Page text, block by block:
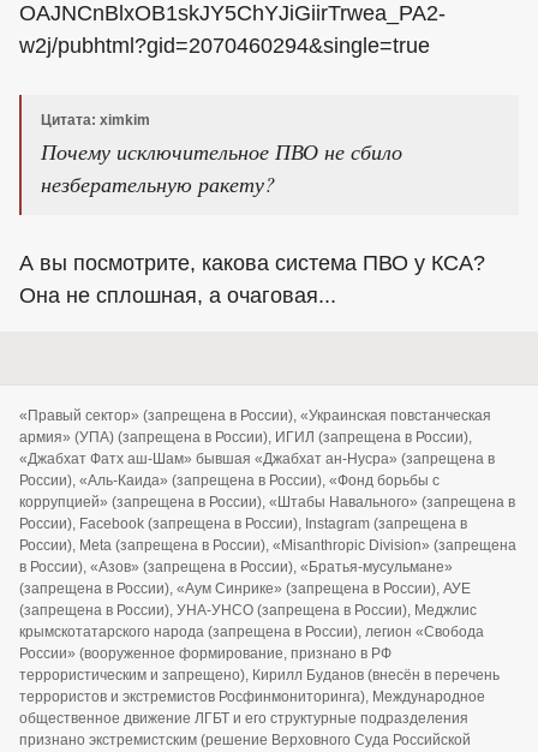
OAJNCnBlxOB1skJY5ChYJiGiirTrwea_PA2-
w2j/pubhtml?gid=2070460294&single=true
Цитата: ximkim
Почему исключительное ПВО не сбило
незберательную ракету?
А вы посмотрите, какова система ПВО у КСА?
Она не сплошная, а очаговая...
«Правый сектор» (запрещена в России), «Украинская повстанческая
армия» (УПА) (запрещена в России), ИГИЛ (запрещена в России),
«Джабхат Фатх аш-Шам» бывшая «Джабхат ан-Нусра» (запрещена в
России), «Аль-Каида» (запрещена в России), «Фонд борьбы с
коррупцией» (запрещена в России), «Штабы Навального» (запрещена в
России), Facebook (запрещена в России), Instagram (запрещена в
России), Meta (запрещена в России), «Misanthropic Division» (запрещена
в России), «Азов» (запрещена в России), «Братья-мусульмане»
(запрещена в России), «Аум Синрике» (запрещена в России), АУЕ
(запрещена в России), УНА-УНСО (запрещена в России), Меджлис
крымскотатарского народа (запрещена в России), легион «Свобода
России» (вооруженное формирование, признано в РФ
террористическим и запрещено), Кирилл Буданов (внесён в перечень
террористов и экстремистов Росфинмониторинга), Международное
общественное движение ЛГБТ и его структурные подразделения
признано экстремистским (решение Верховного Суда Российской